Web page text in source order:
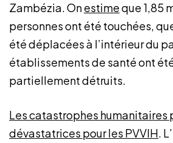
Zambézia. Onestimeque 1,85
personnes ont été touchées,
été déplacées à l’intérieur du
établissements de santé ont
partiellement détruits.
Les catastrophes humanitaires
dévastatrices pour les PVVIH.